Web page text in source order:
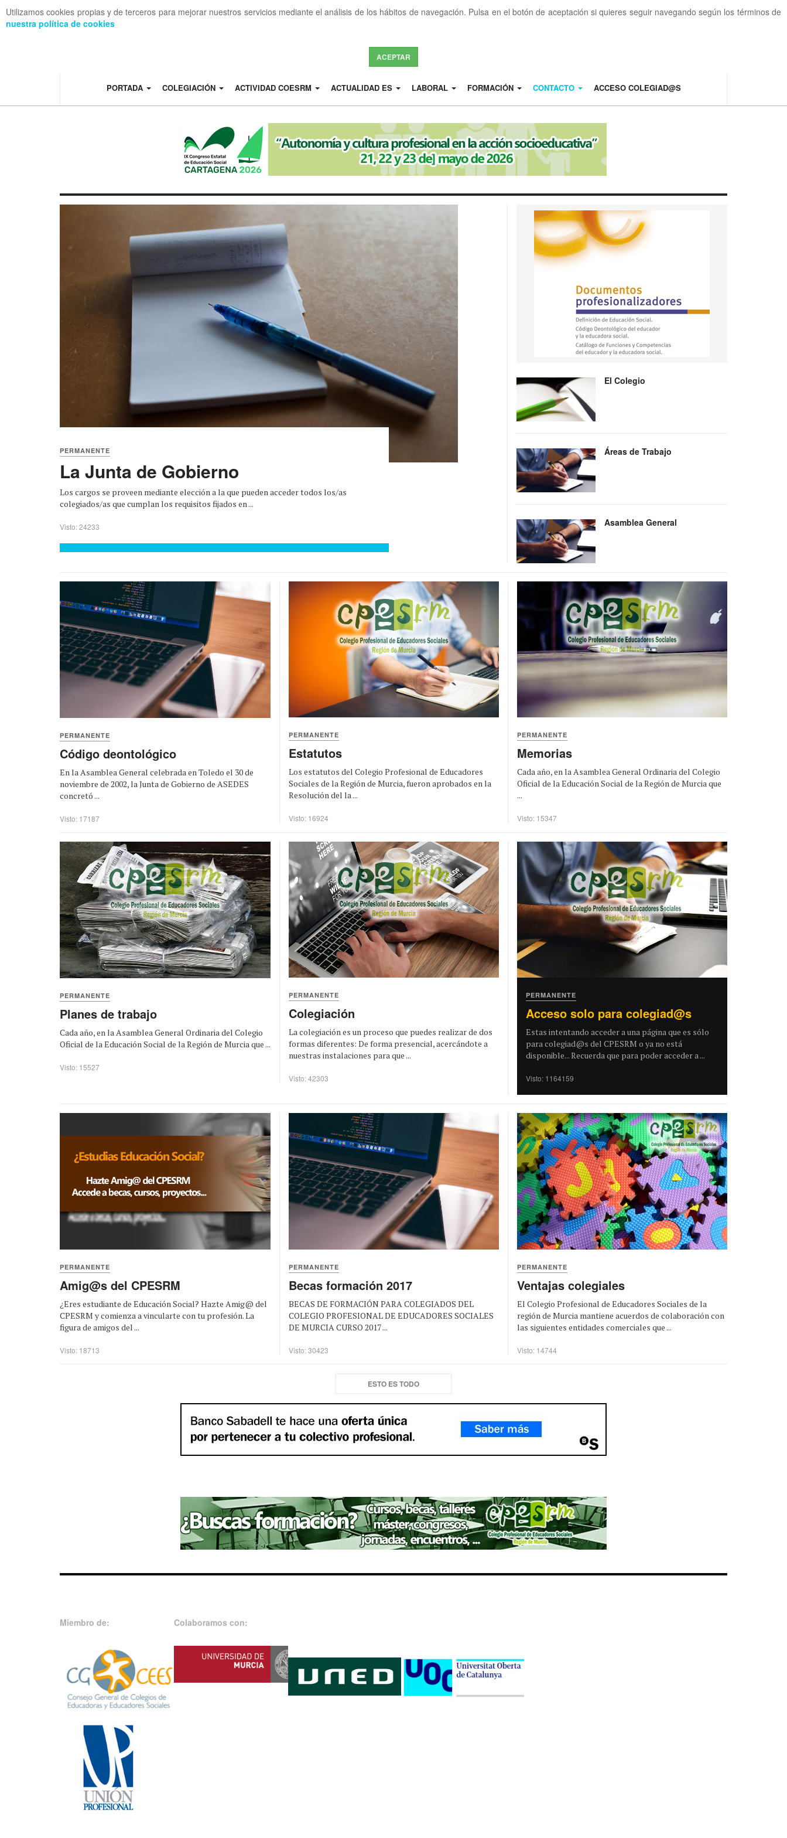
Utilizamos cookies propias y de terceros para mejorar nuestros servicios mediante el análisis de los hábitos de navegación. Pulsa en el botón de aceptación si quieres seguir navegando según los términos de
nuestra política de cookies
ACEPTAR
PORTADA COLEGIACIÓN ACTIVIDAD COESRM ACTUALIDAD ES LABORAL FORMACIÓN CONTACTO ACCESO COLEGIAD@S
PERMANENTE
La Junta de Gobierno
Los cargos se proveen mediante elección a la que pueden acceder todos los/as
colegiados/as que cumplan los requisitos fijados en ...
Visto: 24233
El Colegio
Áreas de Trabajo
Asamblea General
PERMANENTE
Código deontológico
En la Asamblea General celebrada en Toledo el 30 de
noviembre de 2002, la Junta de Gobierno de ASEDES
concretó ...
Visto: 17187
PERMANENTE
Estatutos
Los estatutos del Colegio Profesional de Educadores
Sociales de la Región de Murcia, fueron aprobados en la
Resolución del la ...
Visto: 16924
PERMANENTE
Memorias
Cada año, en la Asamblea General Ordinaria del Colegio
Oficial de la Educación Social de la Región de Murcia que
...
Visto: 15347
PERMANENTE
Planes de trabajo
Cada año, en la Asamblea General Ordinaria del Colegio
Oficial de la Educación Social de la Región de Murcia que ...
Visto: 15527
PERMANENTE
Colegiación
La colegiación es un proceso que puedes realizar de dos
formas diferentes: De forma presencial, acercándote a
nuestras instalaciones para que ...
Visto: 42303
PERMANENTE
Acceso solo para colegiad@s
Estas intentando acceder a una página que es sólo
para colegiad@s del CPESRM o ya no está
disponible... Recuerda que para poder acceder a ...
Visto: 1164159
PERMANENTE
Amig@s del CPESRM
¿Eres estudiante de Educación Social? Hazte Amig@ del
CPESRM y comienza a vincularte con tu profesión. La
figura de amigos del ...
Visto: 18713
PERMANENTE
Becas formación 2017
BECAS DE FORMACIÓN PARA COLEGIADOS DEL
COLEGIO PROFESIONAL DE EDUCADORES SOCIALES
DE MURCIA CURSO 2017 ...
Visto: 30423
PERMANENTE
Ventajas colegiales
El Colegio Profesional de Educadores Sociales de la
región de Murcia mantiene acuerdos de colaboración con
las siguientes entidades comerciales que ...
Visto: 14744
ESTO ES TODO
Miembro de: Colaboramos con: